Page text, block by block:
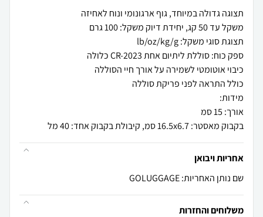
בקבוק מאסטר: 16.5x6.7 סמ, קיבולת בקבוק אחד: 40 מל
אחריות ויבואן
שם נותן האחריות: GOLUGGAGE
משלוחים והחזרות